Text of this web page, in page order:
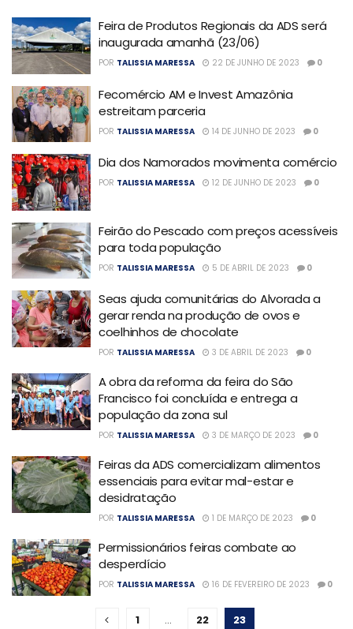
Feira de Produtos Regionais da ADS será
inaugurada amanhã (23/06)
POR TALISSIA MARESSA 22 DE JUNHO DE 2023 0
Fecomércio AM e Invest Amazônia
estreitam parceria
POR TALISSIA MARESSA 14 DE JUNHO DE 2023 0
Dia dos Namorados movimenta comércio
POR TALISSIA MARESSA 12 DE JUNHO DE 2023 0
Feirão do Pescado com preços acessíveis
para toda população
POR TALISSIA MARESSA 5 DE ABRIL DE 2023 0
Seas ajuda comunitárias do Alvorada a
gerar renda na produção de ovos e
coelhinhos de chocolate
POR TALISSIA MARESSA 3 DE ABRIL DE 2023 0
A obra da reforma da feira do São
Francisco foi concluída e entrega a
população da zona sul
POR TALISSIA MARESSA 3 DE MARÇO DE 2023 0
Feiras da ADS comercializam alimentos
essenciais para evitar mal-estar e
desidratação
POR TALISSIA MARESSA 1 DE MARÇO DE 2023 0
Permissionários feiras combate ao
desperdício
POR TALISSIA MARESSA 16 DE FEVEREIRO DE 2023 0
1 … 22 23